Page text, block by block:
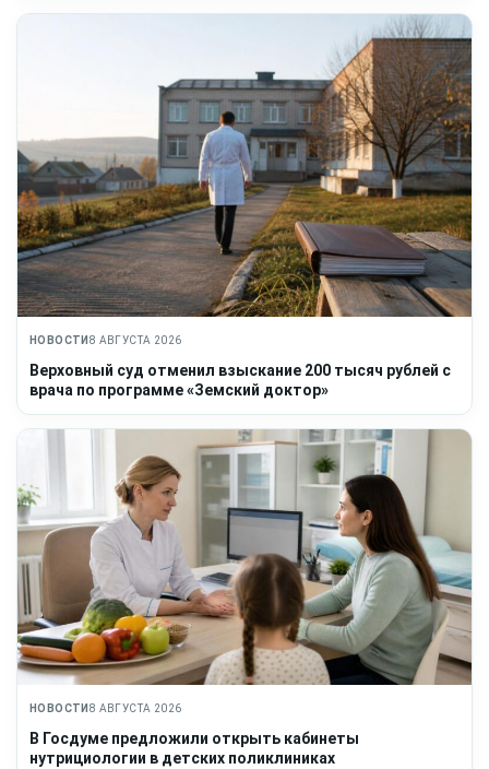
НОВОСТИ 8 АВГУСТА 2026
Верховный суд отменил взыскание 200 тысяч рублей с
врача по программе «Земский доктор»
НОВОСТИ 8 АВГУСТА 2026
В Госдуме предложили открыть кабинеты
нутрициологии в детских поликлиниках